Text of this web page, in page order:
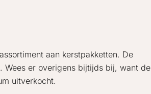
aan kerstpakketten. De
Wees er overigens bijtijds bij, want de
uitverkocht.